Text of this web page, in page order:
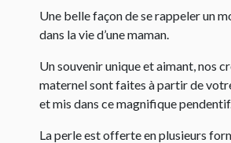
Une belle façon de se rappeler un
dans la vie d’une maman.
Un souvenir unique et aimant, nos
maternel sont faites à partir de
et mis dans ce magnifique
La perle est offerte en plusieurs